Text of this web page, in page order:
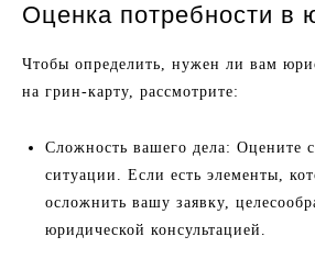
Оценка потребности в
Чтобы определить, нужен ли вам
на грин-карту, рассмотрите:
Сложность вашего дела: Оцените
ситуации. Если есть элементы,
осложнить вашу заявку,
юридической консультацией.